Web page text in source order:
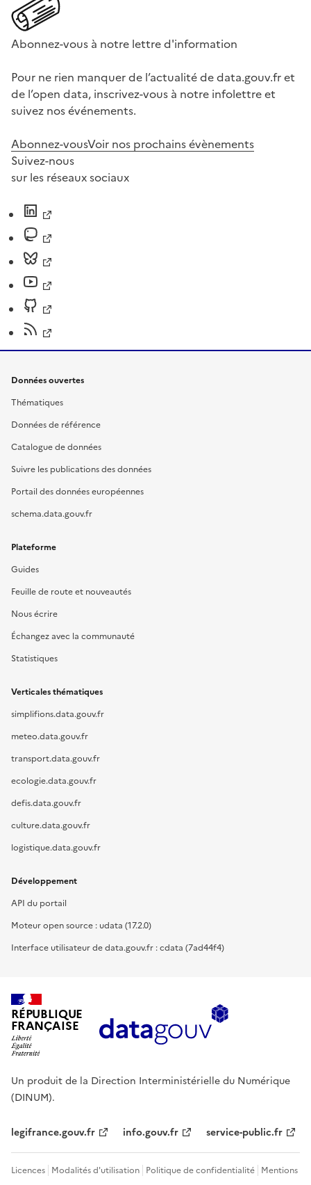
Abonnez-vous à notre lettre d'information
Pour ne rien manquer de l’actualité de data.gouv.fr et
de l’open data, inscrivez-vous à notre infolettre et
suivez nos événements.
Abonnez-vousVoir nos prochains évènements
Suivez-nous
sur les réseaux sociaux
Données ouvertes
Thématiques
Données de référence
Catalogue de données
Suivre les publications des données
Portail des données européennes
schema.data.gouv.fr
Plateforme
Guides
Feuille de route et nouveautés
Nous écrire
Échangez avec la communauté
Statistiques
Verticales thématiques
simplifions.data.gouv.fr
meteo.data.gouv.fr
transport.data.gouv.fr
ecologie.data.gouv.fr
defis.data.gouv.fr
culture.data.gouv.fr
logistique.data.gouv.fr
Développement
API du portail
Moteur open source : udata (17.2.0)
Interface utilisateur de data.gouv.fr : cdata (7ad44f4)
RÉPUBLIQUE
FRANÇAISE
Un produit de la Direction Interministérielle du Numérique
(DINUM).
legifrance.gouv.fr info.gouv.fr service-public.fr
Licences Modalités d'utilisation Politique de confidentialité Mentions